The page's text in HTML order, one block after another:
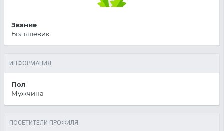
Звание
Большевик
ИНФОРМАЦИЯ
Пол
Мужчина
ПОСЕТИТЕЛИ ПРОФИЛЯ